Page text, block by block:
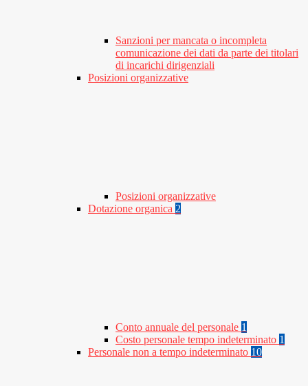
Sanzioni per mancata o incompleta
comunicazione dei dati da parte dei titolari
di incarichi dirigenziali
Posizioni organizzative
Posizioni organizzative
Dotazione organica 2
Conto annuale del personale 1
Costo personale tempo indeterminato 1
Personale non a tempo indeterminato 10